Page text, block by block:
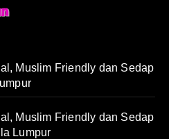
Muslim Friendly dan Sedap
Muslim Friendly dan Sedap
Lumpur